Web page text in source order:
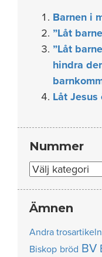
Barnen i
”Låt
”Låt
hindra
Låt
Nummer
Nummer
Ämnen
Andra trosartikeln
Biskop bröd BV